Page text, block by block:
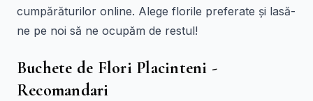
cumpărăturilor online. Alege florile preferate și lasă-
ne pe noi să ne ocupăm de restul!
Buchete de Flori Placinteni -
Recomandari